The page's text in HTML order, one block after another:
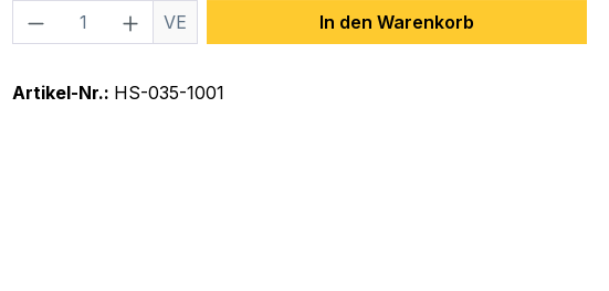
Produkt Anzahl: Gib den gewünschten Wert
VE In den Warenkorb
Artikel-Nr.: HS-035-1001